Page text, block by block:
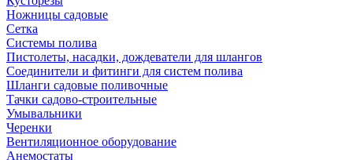
Ножницы садовые
Сетка
Системы полива
Пистолеты, насадки, дождеватели для шлангов
Соединители и фитинги для систем полива
Шланги садовые поливочные
Тачки садово-строительные
Умывальники
Черенки
Вентиляционное оборудование
Анемостаты